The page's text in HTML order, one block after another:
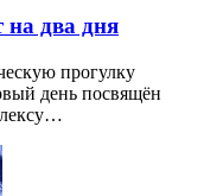
два дня
прогулку
день посвящён